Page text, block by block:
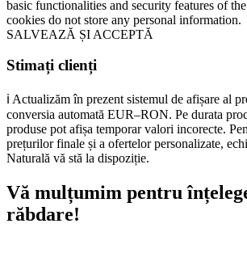
basic functionalities and security features of
cookies do not store any personal information.
SALVEAZĂ ȘI ACCEPTĂ
Stimați clienți
ℹ️ Actualizăm în prezent sistemul de afișare al
conversia automată EUR–RON. Pe durata
produse pot afișa temporar valori incorecte.
prețurilor finale și a ofertelor personalizate,
Naturală vă stă la dispoziție.
Vă mulțumim pentru
răbdare!